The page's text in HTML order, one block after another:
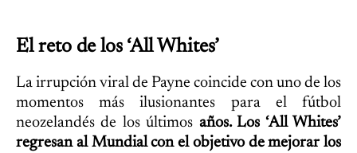
El reto de los ‘All Whites’
La irrupción viral de Payne coincide con uno de los
momentos más ilusionantes para el fútbol
neozelandés de los últimos años. Los ‘All Whites’
regresan al Mundial con el objetivo de mejorar los